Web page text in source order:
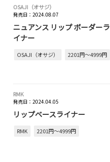
OSAJI（オサジ）
発売日：2024.08.07
ニュアンス リップ ボーダーラ
イナー
OSAJI（オサジ） 2201円～4999円
RMK
発売日：2024.04.05
リップベースライナー
RMK 2201円～4999円